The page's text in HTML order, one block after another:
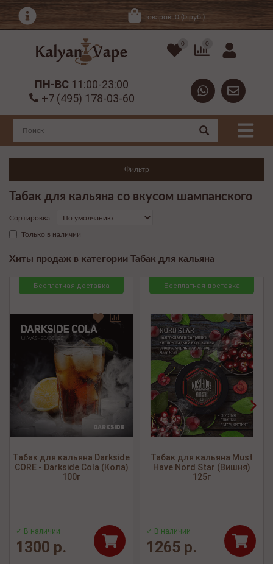
Товаров: 0 (0 руб.)
0 0
ПН-ВС 11:00-23:00
+7 (495) 178-03-60
Фильтр
Табак для кальяна со вкусом шампанского
Сортировка:
Только в наличии
Хиты продаж в категории Табак для кальяна
Бесплатная доставка
Табак для кальяна Darkside
CORE - Darkside Cola (Кола)
100г
✓ В наличии
1300 р.
Бесплатная доставка
Табак для кальяна Must
Have Nord Star (Вишня)
125г
✓ В наличии
1265 р.
< >